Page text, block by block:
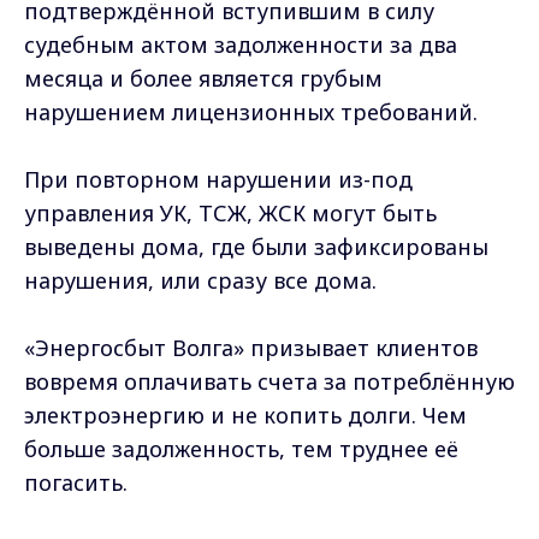
подтверждённой вступившим в силу
судебным актом задолженности за два
месяца и более является грубым
нарушением лицензионных требований.
При повторном нарушении из-под
управления УК, ТСЖ, ЖСК могут быть
выведены дома, где были зафиксированы
нарушения, или сразу все дома.
«Энергосбыт Волга» призывает клиентов
вовремя оплачивать счета за потреблённую
электроэнергию и не копить долги. Чем
больше задолженность, тем труднее её
погасить.